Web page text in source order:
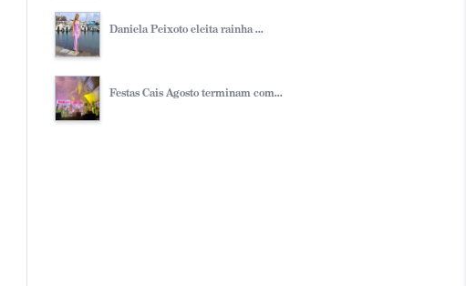
Daniela Peixoto eleita rainha ...
Festas Cais Agosto terminam com...